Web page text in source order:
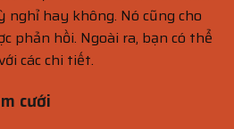
nghỉ hay không. Nó cũng cho
phản hồi. Ngoài ra, bạn có thể
các chi tiết.
cưới